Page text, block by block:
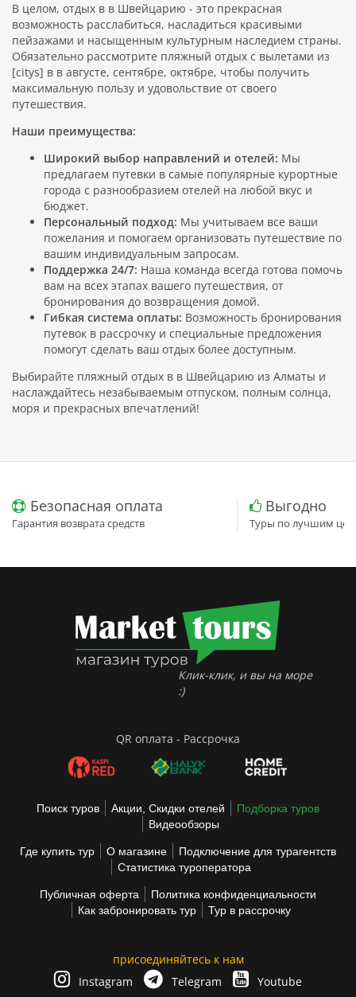
В целом, отдых в в Швейцарию - это прекрасная
возможность расслабиться, насладиться красивыми
пейзажами и насыщенным культурным наследием страны.
Обязательно рассмотрите пляжный отдых с вылетами из
[citys] в в августе, сентябре, октябре, чтобы получить
максимальную пользу и удовольствие от своего
путешествия.
Наши преимущества:
Широкий выбор направлений и отелей: Мы
предлагаем путевки в самые популярные курортные
города с разнообразием отелей на любой вкус и
бюджет.
Персональный подход: Мы учитываем все ваши
пожелания и помогаем организовать путешествие по
вашим индивидуальным запросам.
Поддержка 24/7: Наша команда всегда готова помочь
вам на всех этапах вашего путешествия, от
бронирования до возвращения домой.
Гибкая система оплаты: Возможность бронирования
путевок в рассрочку и специальные предложения
помогут сделать ваш отдых более доступным.
Выбирайте пляжный отдых в в Швейцарию из Алматы и
наслаждайтесь незабываемым отпуском, полным солнца,
моря и прекрасных впечатлений!
Безопасная оплата
Гарантия возврата средств
Выгодно
Туры по лучшим
Клик-клик, и вы на море
:)
QR оплата - Рассрочка
Поиск туров Акции, Скидки отелей
Подборка туров
Видеообзоры
Где купить тур О магазине
Подключение для турагентств
Статистика туроператора
Публичная оферта
Политика конфиденциальности
Как забронировать тур
Тур в рассрочку
присоединяйтесь к нам
Instagram
Telegram Youtube